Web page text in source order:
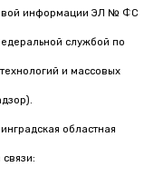
информации ЭЛ № ФС
службой по
и массовых
областная